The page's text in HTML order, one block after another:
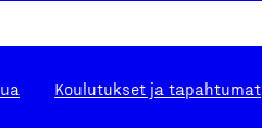
Koulutukset ja tapahtumat